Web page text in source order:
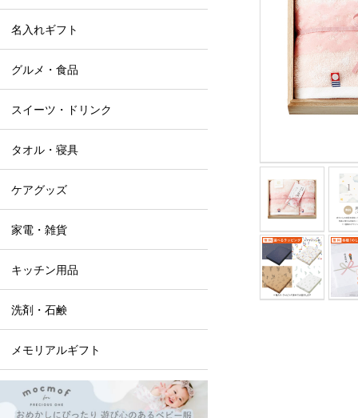
名入れギフト
グルメ・食品
スイーツ・ドリンク
タオル・寝具
ケアグッズ
家電・雑貨
キッチン用品
洗剤・石鹸
メモリアルギフト